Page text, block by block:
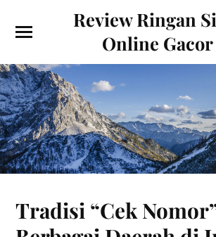
Review Ringan
Online Gacor
Tradisi “Cek